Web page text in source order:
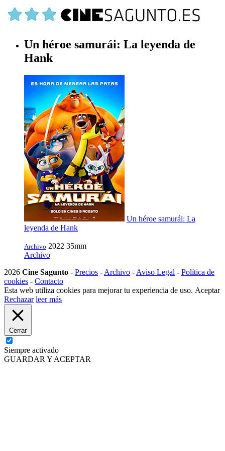
Un héroe samurái: La leyenda de
Hank
Un héroe samurái: La
leyenda de Hank
Archivo 2022 35mm
Archivo
2026 Cine Sagunto - Precios - Archivo - Aviso Legal - Política de
cookies - Contacto
Esta web utiliza cookies para mejorar tu experiencia de uso. Aceptar
Rechazar leer más
Cerrar
Siempre activado
GUARDAR Y ACEPTAR